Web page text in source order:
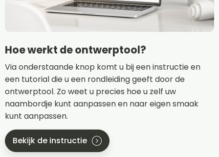
Hoe werkt de ontwerptool?
Via onderstaande knop komt u bij een instructie en
een tutorial die u een rondleiding geeft door de
ontwerptool. Zo weet u precies hoe u zelf uw
naambordje kunt aanpassen en naar eigen smaak
kunt aanpassen.
Bekijk de instructie